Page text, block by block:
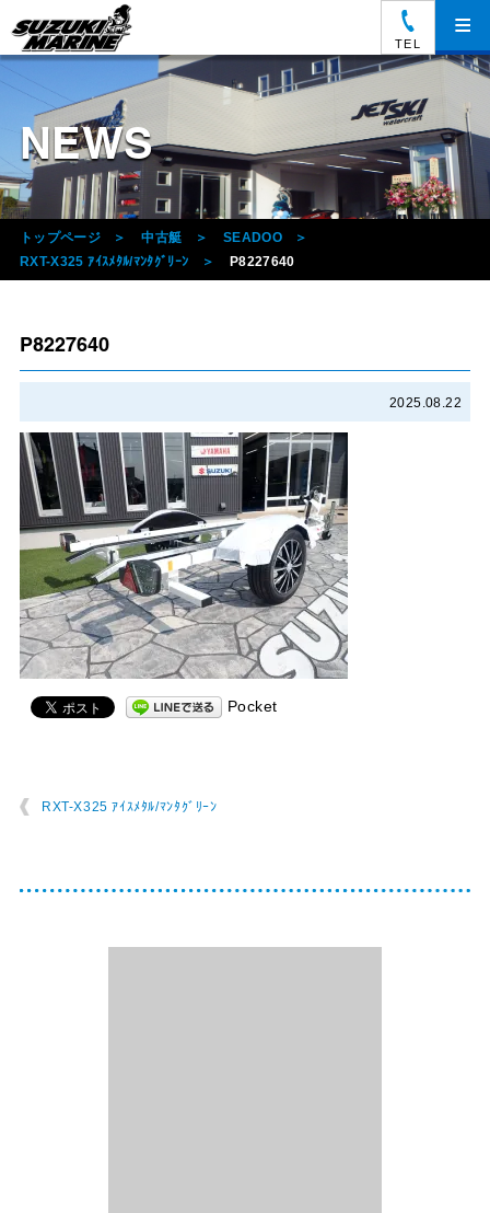
TEL
≡
NEWS
トップページ 中古艇
SEADOO
RXT-X325 ｱｲｽﾒﾀﾙ/ﾏﾝﾀｸﾞﾘｰﾝ
P8227640
P8227640
2025.08.22
Pocket
RXT-X325 ｱｲｽﾒﾀﾙ/ﾏﾝﾀｸﾞﾘｰﾝ